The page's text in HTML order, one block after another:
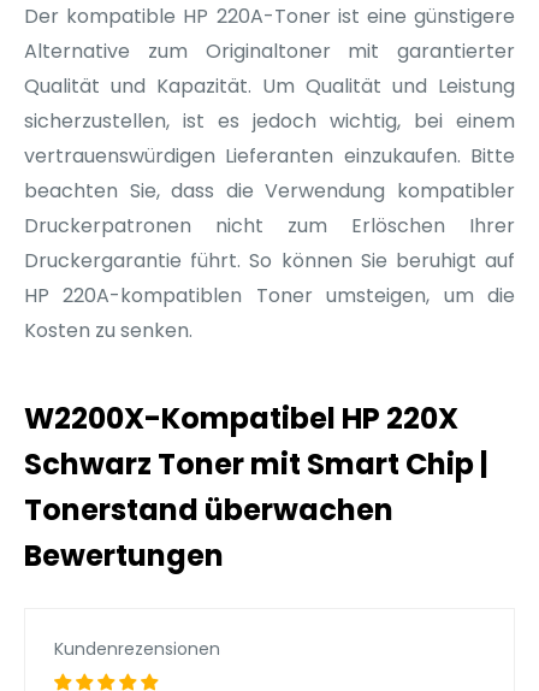
Der kompatible HP 220A-Toner ist eine günstigere
Alternative zum Originaltoner mit garantierter
Qualität und Kapazität. Um Qualität und Leistung
sicherzustellen, ist es jedoch wichtig, bei einem
vertrauenswürdigen Lieferanten einzukaufen. Bitte
beachten Sie, dass die Verwendung kompatibler
Druckerpatronen nicht zum Erlöschen Ihrer
Druckergarantie führt. So können Sie beruhigt auf
HP 220A-kompatiblen Toner umsteigen, um die
Kosten zu senken.
W2200X-Kompatibel HP 220X
Schwarz Toner mit Smart Chip |
Tonerstand überwachen
Bewertungen
Kundenrezensionen